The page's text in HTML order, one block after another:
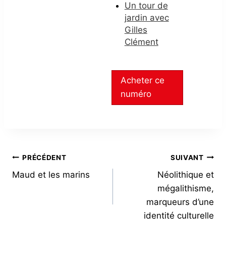
Un tour de
jardin avec
Gilles
Clément
Acheter ce
numéro
NAVIGATION
DE
PRÉCÉDENT
Maud et les marins
SUIVANT
Néolithique et
mégalithisme,
marqueurs d’une
identité culturelle